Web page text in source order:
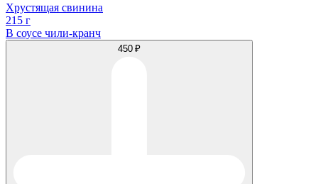
Хрустящая свинина
215 г
В соусе чили-кранч
450 ₽